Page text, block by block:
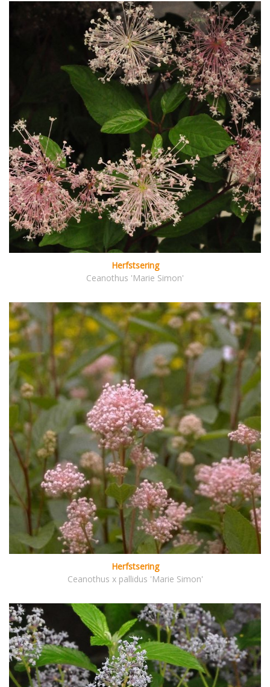
Herfstsering
Ceanothus 'Marie Simon'
Herfstsering
Ceanothus x pallidus 'Marie Simon'